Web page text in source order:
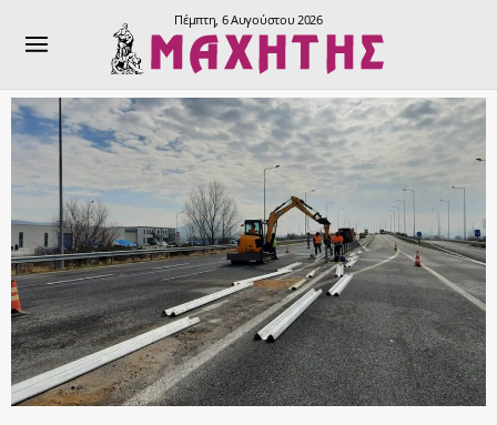
Πέμπτη, 6 Αυγούστου 2026